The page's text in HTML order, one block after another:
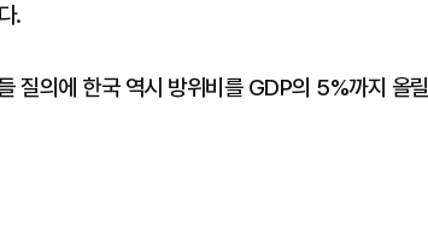
.
질의에 한국 역시 방위비를 GDP의 5%까지 올릴